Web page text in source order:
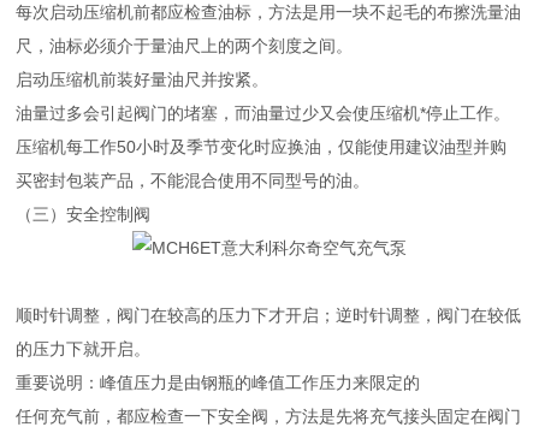
每次启动压缩机前都应检查油标，方法是用一块不起毛的布擦洗量油
尺，油标必须介于量油尺上的两个刻度之间。
启动压缩机前装好量油尺并按紧。
油量过多会引起阀门的堵塞，而油量过少又会使压缩机*停止工作。
压缩机每工作50小时及季节变化时应换油，仅能使用建议油型并购
买密封包装产品，不能混合使用不同型号的油。
（三）安全控制阀
顺时针调整，阀门在较高的压力下才开启；逆时针调整，阀门在较低
的压力下就开启。
重要说明：峰值压力是由钢瓶的峰值工作压力来限定的
任何充气前，都应检查一下安全阀，方法是先将充气接头固定在阀门